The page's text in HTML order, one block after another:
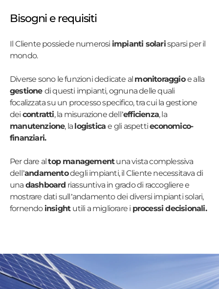
Bisogni e requisiti
Il Cliente possiede numerosi impianti solarisparsi per il
mondo.
Diverse sono le funzioni dedicate al monitoraggioe alla
gestione di questi impianti, ognuna delle quali
focalizzata su un processo specifico, tra cui la gestione
dei contratti, la misurazione dell’efficienza, la
manutenzione, la logisticae gli aspettieconomico-
finanziari.
Per dare altop managementuna vista complessiva
dell’andamentodegli impianti, il Cliente necessitava di
una dashboard riassuntiva in grado di raccogliere e
mostrare dati sull’andamento dei diversi impianti solari,
fornendo insight utili a migliorare i processi decisionali.